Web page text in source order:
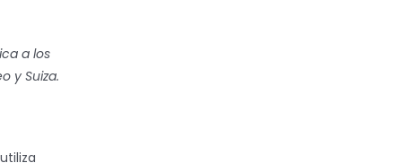
a los
y Suiza.